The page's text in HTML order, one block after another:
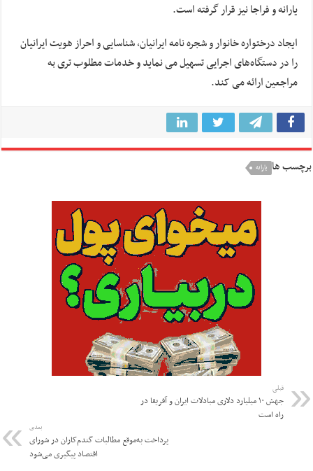
یارانه و فراجا نیز قرار گرفته است.
ایجاد درختواره خانوار و شجره نامه ایرانیان، شناسایی و احراز هویت ایرانیان
را در دستگاه‌های اجرایی تسهیل می نماید و خدمات مطلوب تری به
مراجعین ارائه می کند.
برچسب ها یارانه
قبلی
جهش ۱۰ میلیارد دلاری مبادلات ایران و آفریقا در
راه است
بعدی
پرداخت به‌موقع مطالبات گندم‌کاران در شورای
اقتصاد پیگیری می‌شود